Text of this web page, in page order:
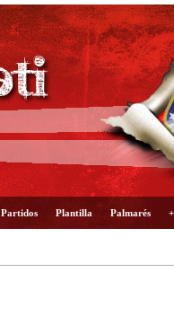
Partidos Plantilla Palmarés